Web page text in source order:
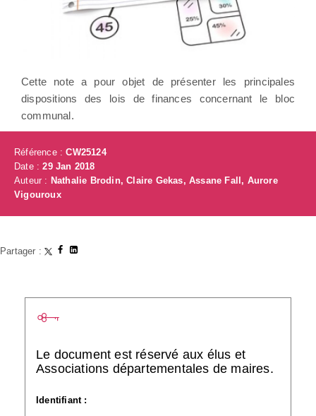
Cette note a pour objet de présenter les principales
dispositions des lois de finances concernant le bloc
communal.
Référence :CW25124
Date :29 Jan 2018
Auteur : Nathalie Brodin, Claire Gekas, Assane Fall, Aurore
Vigouroux
Partager :
Le document est réservé aux élus et
Associations départementales de maires.
Identifiant :